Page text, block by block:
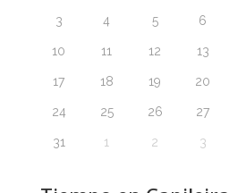
3 4 5 6
10 11 12 13
17 18 19 20
24 25 26 27
31 1 2 3